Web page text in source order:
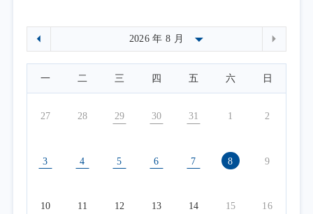
一 二 三 四 五 六 日
27 28 29 30 31 1 2
3 4 5 6 7 8 9
10 11 12 13 14 15 16